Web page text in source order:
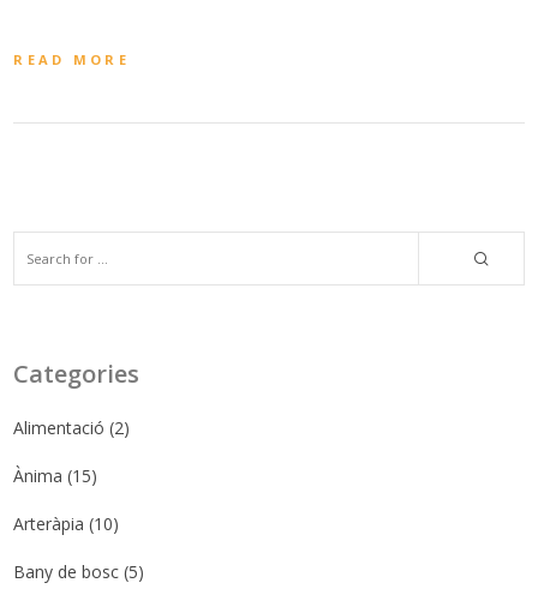
READ MORE
Categories
Alimentació (2)
Ànima (15)
Arteràpia (10)
Bany de bosc (5)